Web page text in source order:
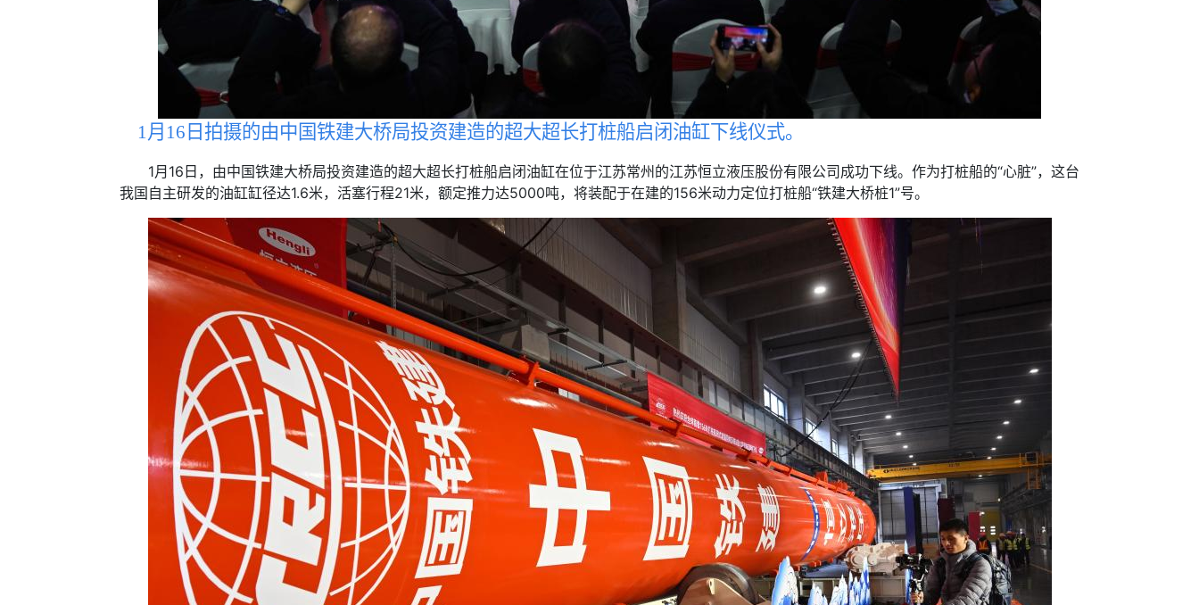
1月16日拍摄的由中国铁建大桥局投资建造的超大超长打桩船启闭油缸下线仪式。
1月16日，由中国铁建大桥局投资建造的超大超长打桩船启闭油缸在位于江苏常州的江苏恒立液压股份有限公司成功下线。作为打桩船的“心脏”，这台
我国自主研发的油缸缸径达1.6米，活塞行程21米，额定推力达5000吨，将装配于在建的156米动力定位打桩船“铁建大桥桩1”号。